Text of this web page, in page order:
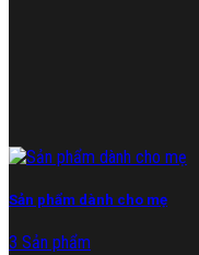
Sản phẩm dành cho mẹ
3 Sản phẩm